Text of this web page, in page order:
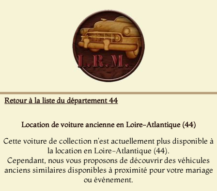
Retour à la liste du département 44
Location de voiture ancienne en Loire-Atlantique (44)
Cette voiture de collection n'est actuellement plus disponible à
la location en Loire-Atlantique (44).
Cependant, nous vous proposons de découvrir des véhicules
anciens similaires disponibles à proximité pour votre mariage
ou événement.